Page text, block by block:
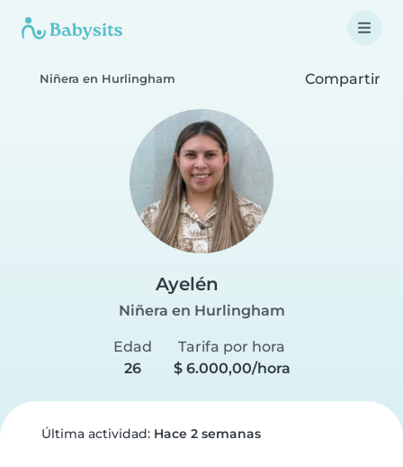
Niñera en Hurlingham Compartir
Ayelén
Niñera en Hurlingham
Edad
26
Tarifa por hora
$ 6.000,00/hora
Última actividad: Hace 2 semanas